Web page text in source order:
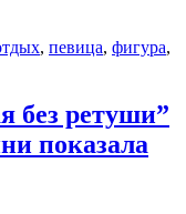
, певица, фигура,
без ретуши”
показала